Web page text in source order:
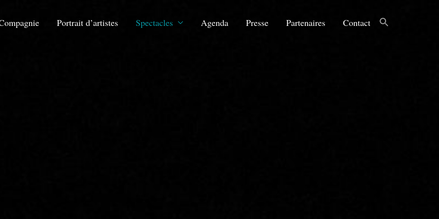
Portrait d’artistes Spectacles Agenda Presse Partenaires Contact